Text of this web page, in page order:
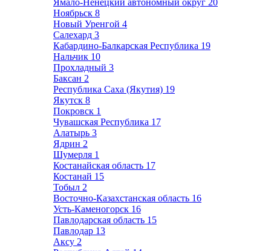
Ямало-Ненецкий автономный округ 20
Ноябрьск 8
Новый Уренгой 4
Салехард 3
Кабардино-Балкарская Республика 19
Нальчик 10
Прохладный 3
Баксан 2
Республика Саха (Якутия) 19
Якутск 8
Покровск 1
Чувашская Республика 17
Алатырь 3
Ядрин 2
Шумерля 1
Костанайская область 17
Костанай 15
Тобыл 2
Восточно-Казахстанская область 16
Усть-Каменогорск 16
Павлодарская область 15
Павлодар 13
Аксу 2